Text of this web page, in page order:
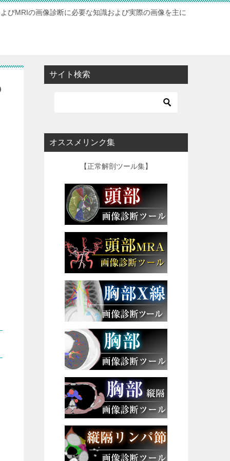
びMRIの画像診断に必要な知識および実際の画像を主に
サイト検索
オススメリンク集
【正常解剖ツール集】